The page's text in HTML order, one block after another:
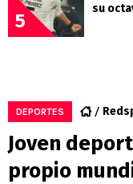
5
su
DEPORTES
Joven
propio